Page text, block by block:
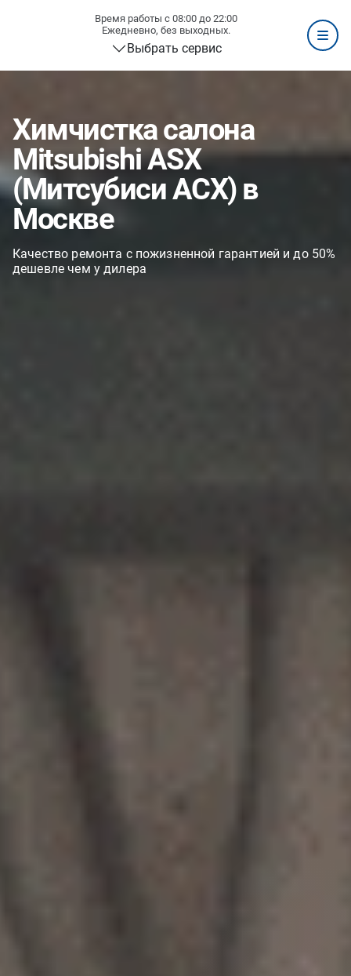
Время работы с 08:00 до 22:00
Ежедневно, без выходных.
Выбрать сервис
Химчистка салона
Mitsubishi ASX
(Митсубиси АСХ) в
Москве
Качество ремонта с пожизненной гарантией и до 50%
дешевле чем у дилера